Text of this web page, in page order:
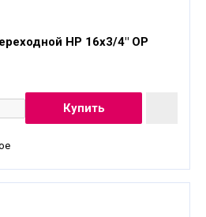
НР 16x3/4" OP